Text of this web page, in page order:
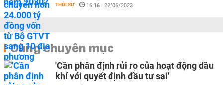
THỜI SỰ - 16:16 | 22/06/2023
Cùng chuyên mục
'Cần phân định rủi ro của hoạt động dầu
khí với quyết định đầu tư sai'